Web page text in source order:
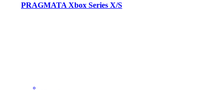
PRAGMATA Xbox Series X/S